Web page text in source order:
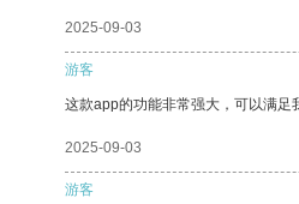
2025-09-03
游客
这款app的功能非常强大，可以满足
2025-09-03
游客